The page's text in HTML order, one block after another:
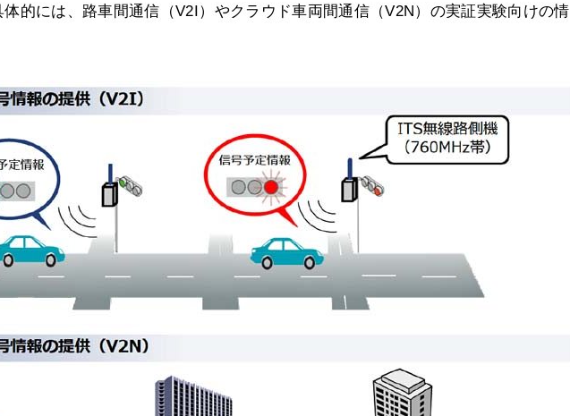
的には、路車間通信（V2I）やクラウド車両間通信（V2N）の実証実験向けの情